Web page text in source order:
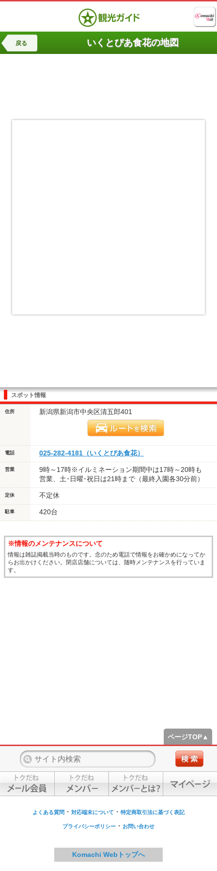
戻る いくとぴあ食花の地図
スポット情報
住所 新潟県新潟市中央区清五郎401
電話 025-282-4181（いくとぴあ食花）
営業
9時～17時※イルミネーション期間中は17時～20時も
営業、土･日曜･祝日は21時まで（最終入園各30分前）
定休 不定休
駐車 420台
※情報のメンテナンスについて
情報は雑誌掲載当時のものです。念のため電話で情報をお確かめになってか
らお出かけください。閉店店舗については、随時メンテナンスを行っていま
す。
ページTOP▲
よくある質問 ・ 対応端末について ・ 特定商取引法に基づく表記
プライバシーポリシー ・ お問い合わせ
Komachi Webトップへ